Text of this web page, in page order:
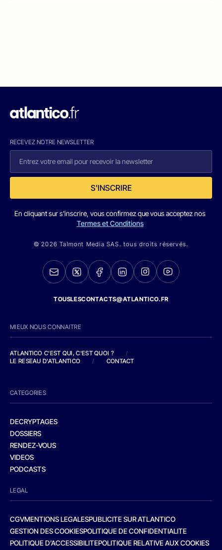
RECEVEZ NOTRE NEWSLETTER
S'INSCRIRE
En cliquant sur s'inscrire, vous confirmez que vous acceptez nos
Termes et Conditions
© 2026 Talmont Media SAS. tous droits réservés.
TOUSLESCONTACTS@ATLANTICO.FR
MIEUX NOUS CONNAITRE
ATLANTICO C'EST QUI, C'EST QUOI ?
/
LE RESEAU D'ATLANTICO
/ CONTACT
CATEGORIES
DECRYPTAGES
DOSSIERS
RENDEZ-VOUS
VIDEOS
PODCASTS
LEGAL
CGVMENTIONS LEGALESPUBLICITE SUR ATLANTICO
GESTION DES COOKIESPOLITIQUE DE CONFIDENTIALITE
POLITIQUE D’ACCESSIBILITEPOLITIQUE RELATIVE AUX COOKIES